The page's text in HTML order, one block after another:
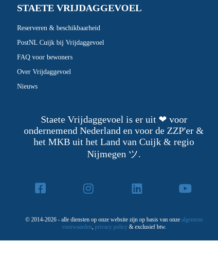
STAETE VRIJDAGGEVOEL
Reserveren & beschikbaarheid
PostNL Cuijk bij Vrijdaggevoel
FAQ voor bewoners
Over Vrijdaggevoel
Nieuws
Staete Vrijdaggevoel is er uit ❤ voor
ondernemend Nederland en voor de ZZP'er &
het MKB uit het Land van Cuijk & regio
Nijmegen ツ.
© 2014-2026 - alle diensten op onze website zijn op basis van onze algemene
voorwaarden, privacy policy& exclusief btw.